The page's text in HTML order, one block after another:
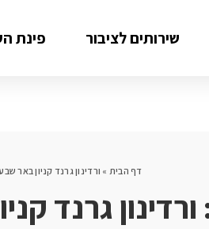
שירותים לציבור פינת
דף הבית » ורדינון גרנד קניון באר
ורדינון גרנד